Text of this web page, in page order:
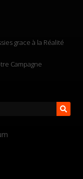
grace à la Réalité
Campagne